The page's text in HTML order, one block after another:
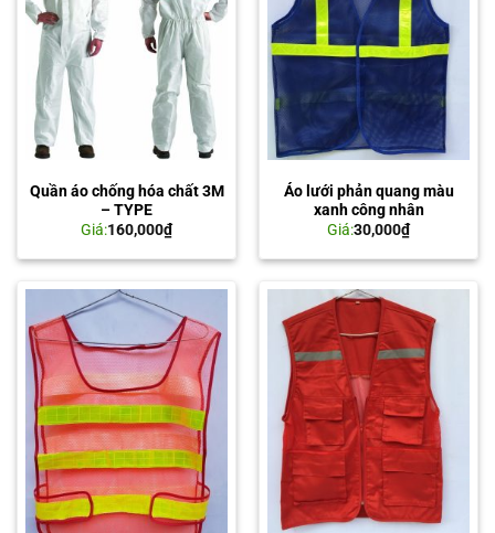
Quần áo chống hóa chất 3M
– TYPE
Giá:160,000₫
Áo lưới phản quang màu
xanh công nhân
Giá:30,000₫